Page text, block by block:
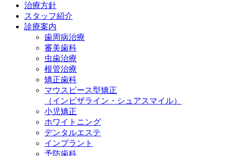
治療方針
スタッフ紹介
診療案内
歯周病治療
審美歯科
虫歯治療
根管治療
矯正歯科
マウスピース型矯正
（インビザライン・シュアスマイル）
小児矯正
ホワイトニング
デンタルエステ
インプラント
予防歯科